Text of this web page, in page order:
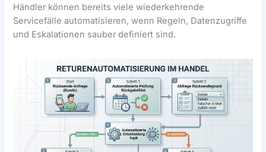
Händler können bereits viele wiederkehrende
Servicefälle automatisieren, wenn Regeln, Datenzugriffe
und Eskalationen sauber definiert sind.